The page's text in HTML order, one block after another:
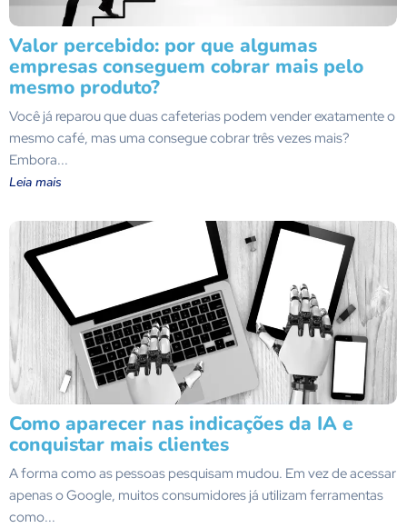
Valor percebido: por que algumas
empresas conseguem cobrar mais pelo
mesmo produto?
Você já reparou que duas cafeterias podem vender exatamente o
mesmo café, mas uma consegue cobrar três vezes mais?
Embora...
Leia mais
Como aparecer nas indicações da IA e
conquistar mais clientes
A forma como as pessoas pesquisam mudou. Em vez de acessar
apenas o Google, muitos consumidores já utilizam ferramentas
como...